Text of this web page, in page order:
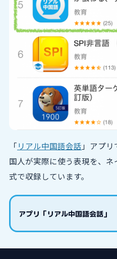
「リアル中国語会話 」アプ
国人が実際に使う表現を、
式で収録しています。
アプリ「リアル中国語会話」